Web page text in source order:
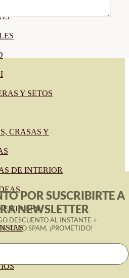
Y SETOS
CRASAS Y
DE INTERIOR
POR SUSCRIBIRTE A
NEWSLETTER
DESCUENTO AL INSTANTE +
CERO SPAM, ¡PROMETIDO!